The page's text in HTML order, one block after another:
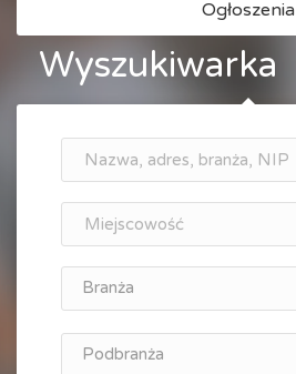
Ogłoszenia
Wyszukiwarka
Branża
Podbranża